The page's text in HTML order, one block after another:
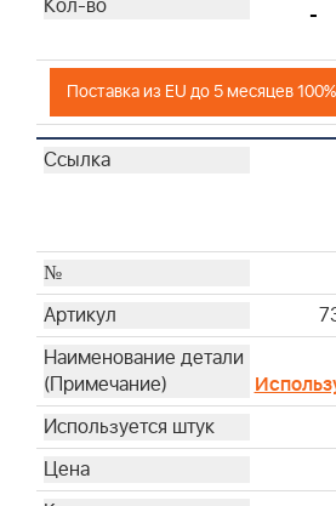
-
Поставка из EU до 5 месяцев